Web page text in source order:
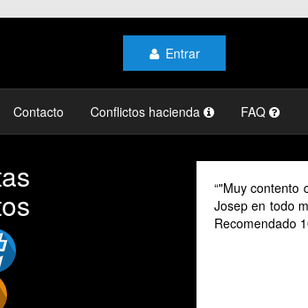
Entrar
Contacto Conflictos hacienda FAQ
y la atención de
mi gestoría y la de mi familia.
As a digital
their advice
cannot